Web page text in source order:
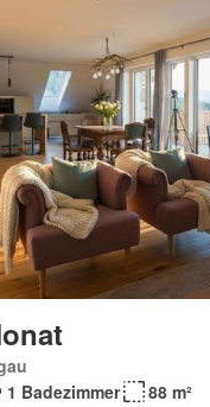
1 Badezimmer
88 m²